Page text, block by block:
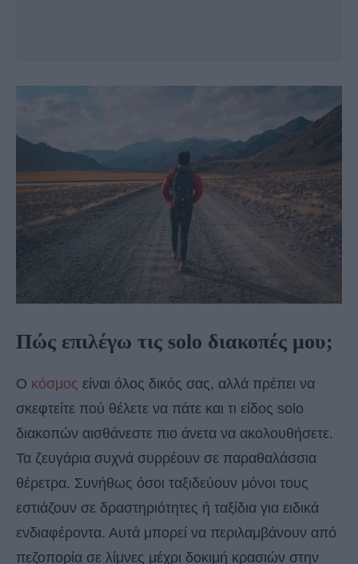
Πώς επιλέγω τις solo διακοπές μου;
Ο κόσμος είναι όλος δικός σας, αλλά πρέπει να
σκεφτείτε πού θέλετε να πάτε και τι είδος solo
διακοπών αισθάνεστε πιο άνετα να ακολουθήσετε.
Τα ζευγάρια συχνά συρρέουν σε παραθαλάσσια
θέρετρα. Συνήθως όσοι ταξιδεύουν μόνοι τους
εστιάζουν σε δραστηριότητες ή ταξίδια για ειδικά
ενδιαφέροντα. Αυτά μπορεί να περιλαμβάνουν από
πεζοπορία σε λίμνες μέχρι δοκιμή κρασιών στην